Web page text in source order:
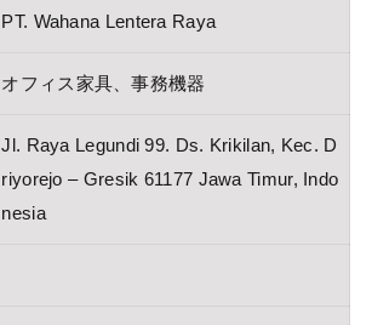
PT. Wahana Lentera Raya
オフィス家具、事務機器
Jl. Raya Legundi 99. Ds. Krikilan, Kec. D
riyorejo – Gresik 61177 Jawa Timur, Indo
nesia